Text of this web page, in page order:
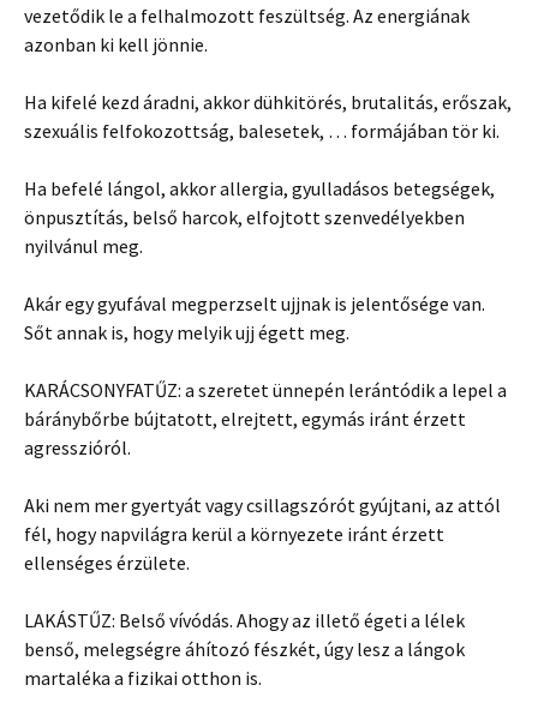
vezetődik le a felhalmozott feszültség. Az energiának
azonban ki kell jönnie.
Ha kifelé kezd áradni, akkor dühkitörés, brutalitás, erőszak,
szexuális felfokozottság, balesetek, … formájában tör ki.
Ha befelé lángol, akkor allergia, gyulladásos betegségek,
önpusztítás, belső harcok, elfojtott szenvedélyekben
nyilvánul meg.
Akár egy gyufával megperzselt ujjnak is jelentősége van.
Sőt annak is, hogy melyik ujj égett meg.
KARÁCSONYFATŰZ: a szeretet ünnepén lerántódik a lepel a
báránybőrbe bújtatott, elrejtett, egymás iránt érzett
agresszióról.
Aki nem mer gyertyát vagy csillagszórót gyújtani, az attól
fél, hogy napvilágra kerül a környezete iránt érzett
ellenséges érzülete.
LAKÁSTŰZ: Belső vívódás. Ahogy az illető égeti a lélek
benső, melegségre áhítozó fészkét, úgy lesz a lángok
martaléka a fizikai otthon is.